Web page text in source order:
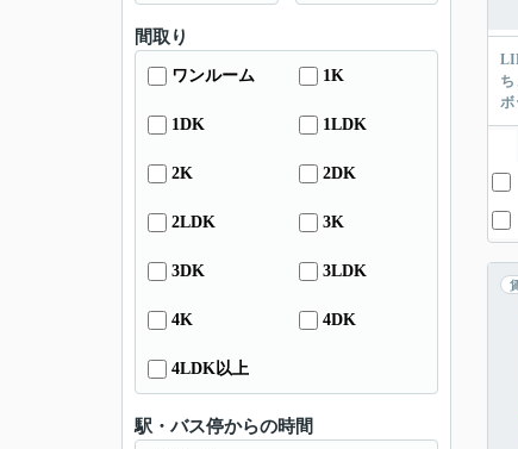
ボ
間取り
ワンルーム 1K
1DK 1LDK
2K 2DK
2LDK 3K
3DK 3LDK
4K 4DK
4LDK以上
駅・バス停からの時間